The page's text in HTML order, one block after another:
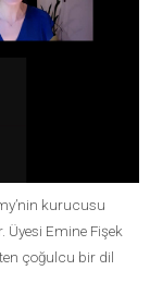
kurucusu
Üyesi Emine Fişek
çoğulcu bir dil